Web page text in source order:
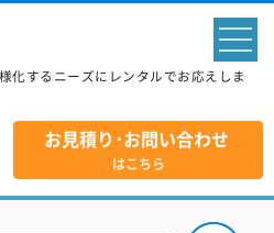
化するニーズにレンタルでお応えしま
お見積り･お問い合わせ
はこちら